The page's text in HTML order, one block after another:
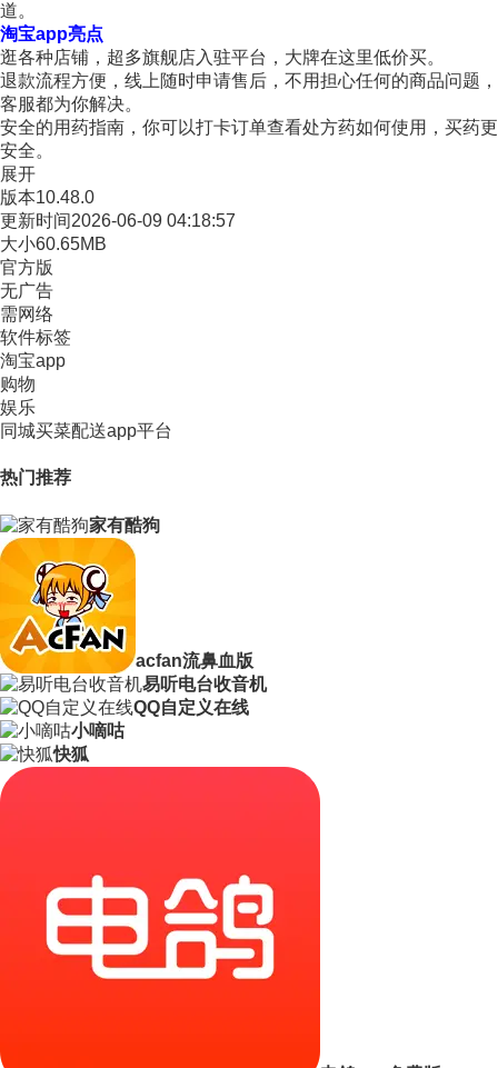
道。
淘宝app亮点
逛各种店铺，超多旗舰店入驻平台，大牌在这里低价买。
退款流程方便，线上随时申请售后，不用担心任何的商品问题，
客服都为你解决。
安全的用药指南，你可以打卡订单查看处方药如何使用，买药更
安全。
展开
版本10.48.0
更新时间2026-06-09 04:18:57
大小60.65MB
官方版
无广告
需网络
软件标签
淘宝app
购物
娱乐
同城买菜配送app平台
热门推荐
家有酷狗
acfan流鼻血版
易听电台收音机
QQ自定义在线
小嘀咕
快狐